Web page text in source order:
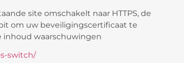
site omschakelt naar HTTPS, de
om uw beveiligingscertificaat te
waarschuwingen
switch/